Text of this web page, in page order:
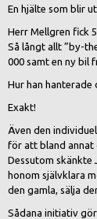
En hjälte som blir
Herr Mellgren fick
Så långt allt ”by-
000 samt en ny bil
Hur han hanterade
Exakt!
Även den
för att bland annat
Dessutom skänkte
honom självklara
den gamla, sälja
Sådana initiativ